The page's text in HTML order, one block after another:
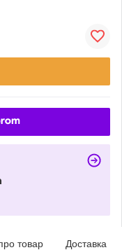
товар Доставка